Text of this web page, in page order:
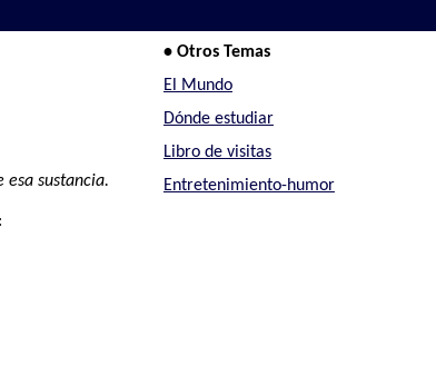
esa sustancia.
• Otros Temas
El Mundo
Dónde estudiar
Libro de visitas
Entretenimiento-humor